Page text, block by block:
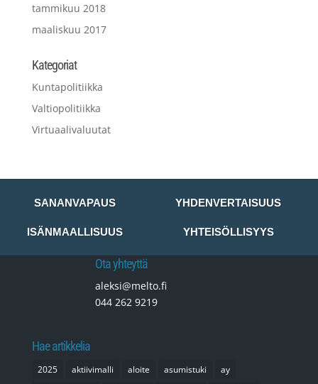
tammikuu 2018
maaliskuu 2017
Kategoriat
Kuntapolitiikka
Valtiopolitiikka
Virtuaalivaluutat
SANANVAPAUS YHDENVERTAISUUS
ISÄNMAALLISUUS YHTEISÖLLISYYS
Ota yhteyttä
aleksi@melto.fi
044 262 9219
Hae artikkelia
2025 aktiivimalli aloite asumistuki
ay